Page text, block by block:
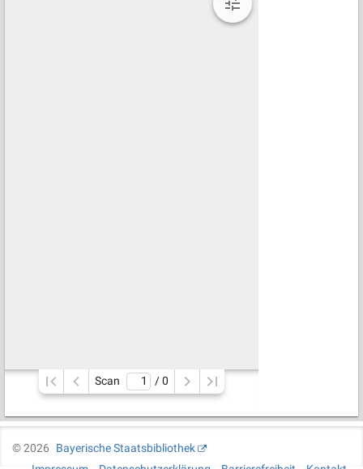
Scan / 0
©2026
Bayerische Staatsbibliothek